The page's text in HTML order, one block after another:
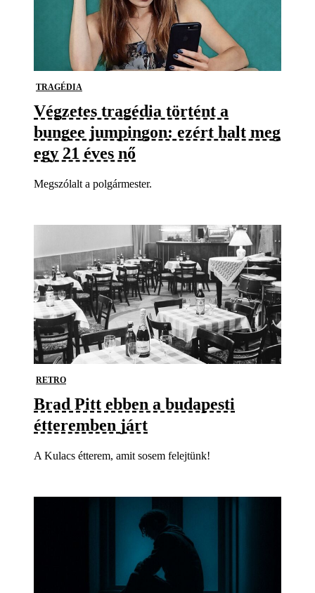
TRAGÉDIA
Végzetes tragédia történt a
bungee jumpingon: ezért halt meg
egy 21 éves nő
Megszólalt a polgármester.
RETRO
Brad Pitt ebben a budapesti
étteremben járt
A Kulacs étterem, amit sosem felejtünk!